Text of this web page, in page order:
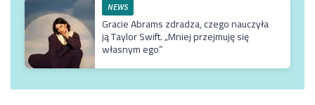
NEWS
Gracie Abrams zdradza, czego nauczyła
ją Taylor Swift. „Mniej przejmuję się
własnym ego”